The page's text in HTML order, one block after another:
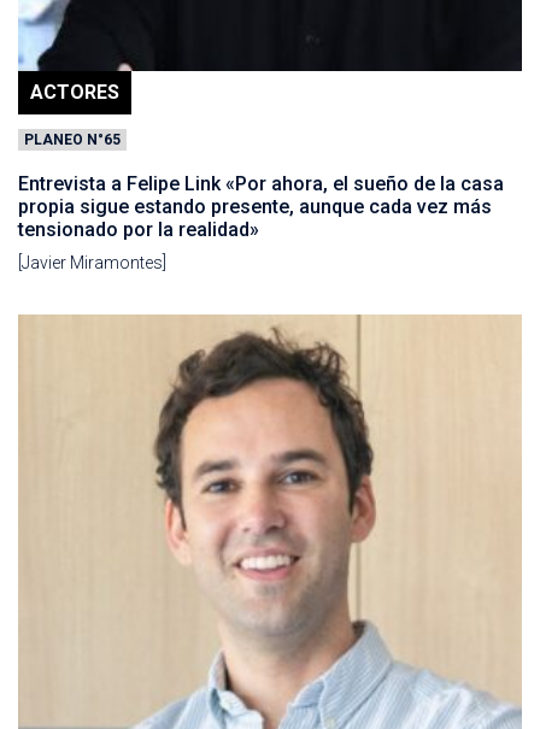
ACTORES
PLANEO N°65
Entrevista a Felipe Link «Por ahora, el sueño de la casa
propia sigue estando presente, aunque cada vez más
tensionado por la realidad»
[Javier Miramontes]